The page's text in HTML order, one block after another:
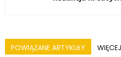
POWIĄZANE ARTYKUŁY